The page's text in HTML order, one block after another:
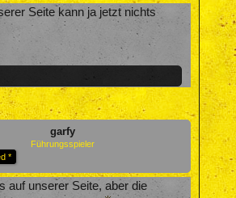
Seite kann ja jetzt nichts
garfy
Führungsspieler
*
auf unserer Seite, aber die